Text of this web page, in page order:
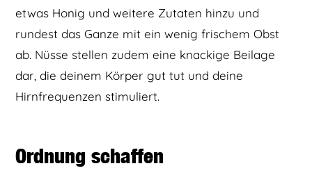
etwas Honig und weitere Zutaten hinzu und
rundest das Ganze mit ein wenig frischem Obst
ab. Nüsse stellen zudem eine knackige Beilage
dar, die deinem Körper gut tut und deine
Hirnfrequenzen stimuliert.
Ordnung schaffen